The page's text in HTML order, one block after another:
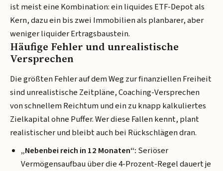
ist meist eine Kombination: ein liquides ETF-Depot als
Kern, dazu ein bis zwei Immobilien als planbarer, aber
weniger liquider Ertragsbaustein.
Häufige Fehler und unrealistische
Versprechen
Die größten Fehler auf dem Weg zur finanziellen Freiheit
sind unrealistische Zeitpläne, Coaching-Versprechen
von schnellem Reichtum und ein zu knapp kalkuliertes
Zielkapital ohne Puffer. Wer diese Fallen kennt, plant
realistischer und bleibt auch bei Rückschlägen dran.
„Nebenbei reich in 12 Monaten“: Seriöser
Vermögensaufbau über die 4-Prozent-Regel dauert je